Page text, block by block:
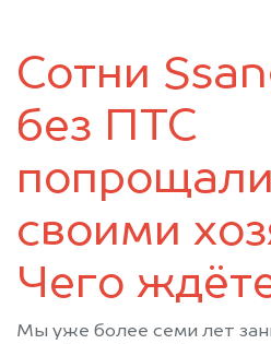
Усть-Ишим
Шербакуль
Сотни
без ПТС
своими
Чего
Мы уже более семи лет